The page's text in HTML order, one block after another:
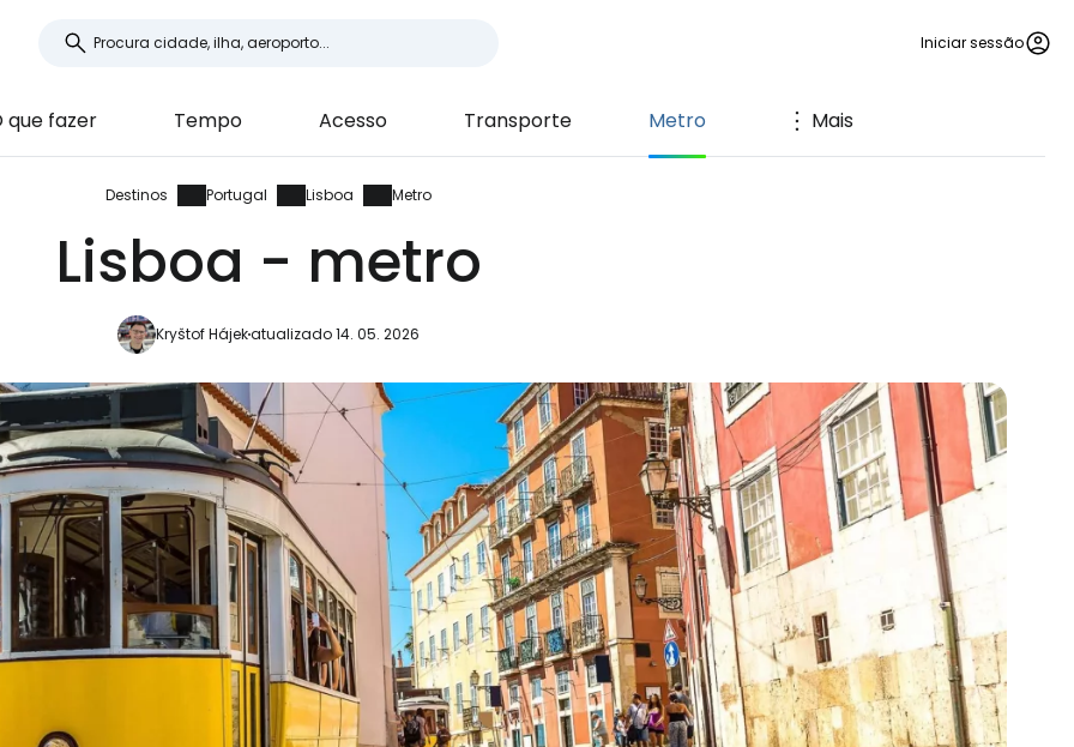
Iniciar sessão
que fazer Tempo Acesso Transporte Metro Mais
Destinos Portugal Lisboa Metro
Lisboa - metro
Kryštof Hájekatualizado 14. 05. 2026